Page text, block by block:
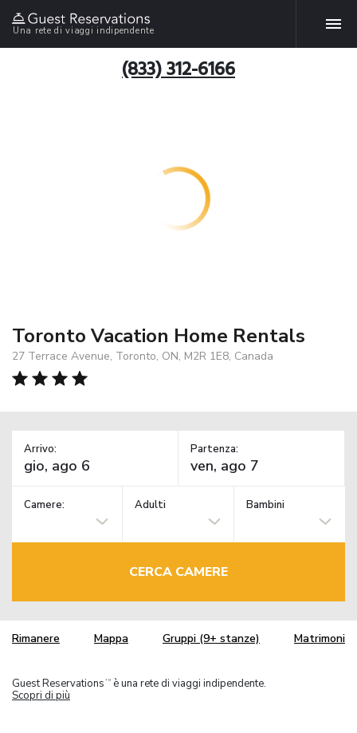
Una rete di viaggi indipendente
(833) 312-6166
Toronto Vacation Home Rentals
27 Terrace Avenue, Toronto, ON, M2R 1E8, Canada
Arrivo: Partenza:
Camere: Adulti Bambini
CERCA CAMERE
Rimanere Mappa Gruppi (9+ stanze) Matrimoni
Guest Reservations TM
è una rete di viaggi indipendente.
Scopri di più